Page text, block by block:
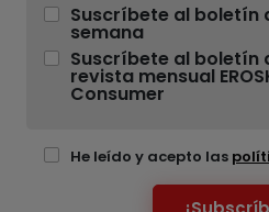
Suscríbete al boletín
semana
Suscríbete al boletín
revista mensual
Consumer
He leído y acepto las